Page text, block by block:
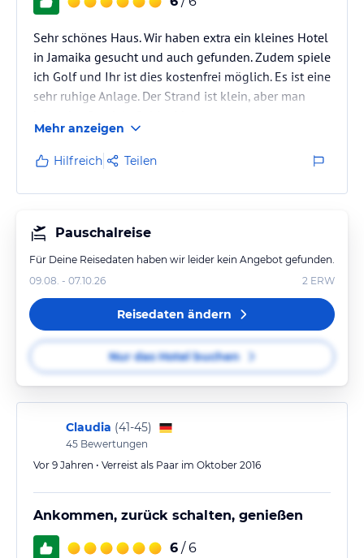
Sehr schönes Haus. Wir haben extra ein kleines Hotel
in Jamaika gesucht und auch gefunden. Zudem spiele
ich Golf und Ihr ist dies kostenfrei möglich. Es ist eine
sehr ruhige Anlage. Der Strand ist klein, aber man
Mehr anzeigen
Hilfreich Teilen
Pauschalreise
Für Deine Reisedaten haben wir leider kein Angebot gefunden.
09.08. - 07.10.26
2 ERW
Reisedaten ändern
Nur das Hotel buchen
Claudia (41-45)
45 Bewertungen
Vor 9 Jahren • Verreist als Paar im Oktober 2016
Ankommen, zurück schalten, genießen
6 / 6